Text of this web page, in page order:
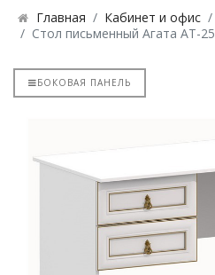
Главная Кабинет и офис
Стол письменный Агата АТ-25
БОКОВАЯ ПАНЕЛЬ